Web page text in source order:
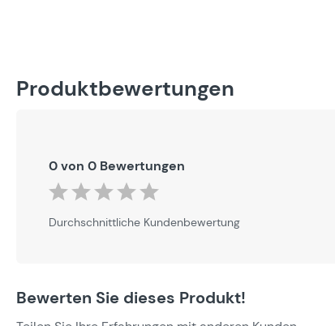
Produktbewertungen
0 von 0 Bewertungen
Durchschnittliche Bewertung von 0 von 5 Sternen
Durchschnittliche Kundenbewertung
Bewerten Sie dieses Produkt!